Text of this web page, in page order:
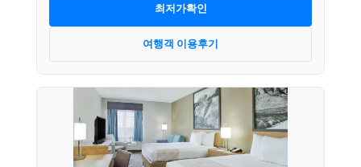
최저가확인
여행객 이용후기